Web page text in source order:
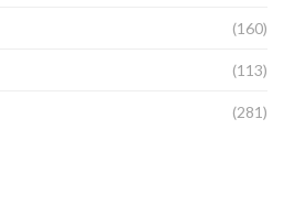
(160)
(113)
(281)